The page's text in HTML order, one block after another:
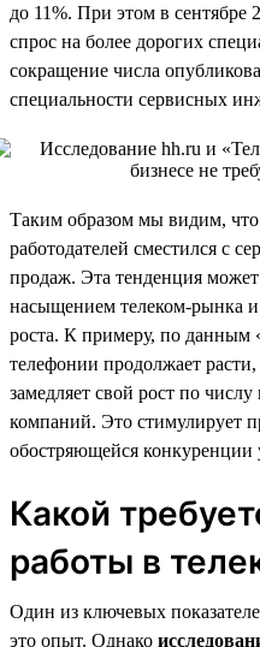
до 11%. При этом в сентябре
спрос на более дорогих
сокращение числа
специальности сервисных
Таким образом мы видим,
работодателей сместился с
продаж. Эта тенденция
насыщением телеком-рынка
роста. К примеру, по
телефонии продолжает
замедляет свой рост по
компаний. Это стимулирует
обостряющейся конкуренции
Какой
работы в
Один из ключевых
это опыт. Однако